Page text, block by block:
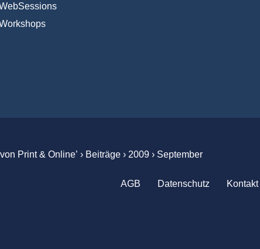
Print & Online’ › Beiträge › 2009 › September
AGB Datenschutz Kontakt